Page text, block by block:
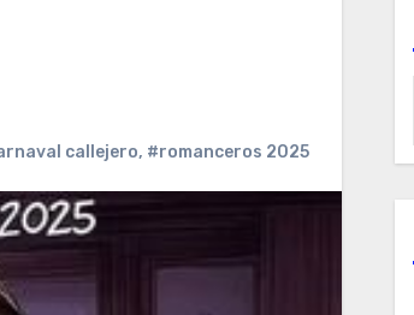
callejero, #romanceros 2025